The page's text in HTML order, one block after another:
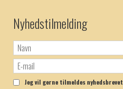
Nyhedstilmelding
Jeg vil gerne tilmeldes nyhedsbrevet